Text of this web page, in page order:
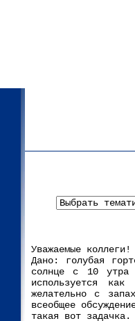
Уважаемые
Дано: голубая
солнце с 10
используется
желательно с
всеобщее
такая вот задачка.